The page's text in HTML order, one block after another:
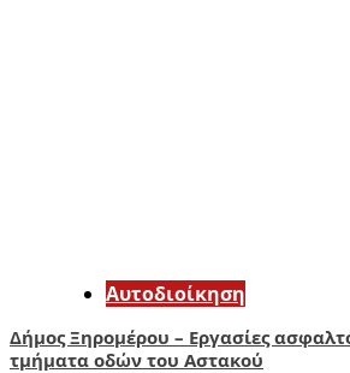
Αυτοδιοίκηση
Δήμος Ξηρομέρου – Εργασίες
τμήματα οδών του Αστακού